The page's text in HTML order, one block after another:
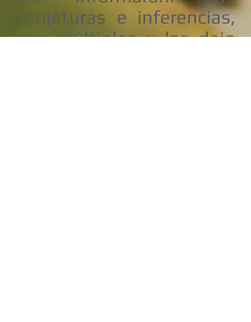
conjeturas e inferencias,
son múltiples y las dejo